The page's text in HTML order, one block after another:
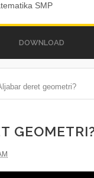
SMP
DOWNLOAD
deret geometri?